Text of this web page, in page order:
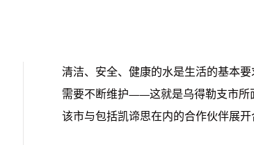
清洁、安全、健康的水是生活的基本
需要不断维护——这就是乌得勒支市所
该市与包括凯谛思在内的合作伙伴展